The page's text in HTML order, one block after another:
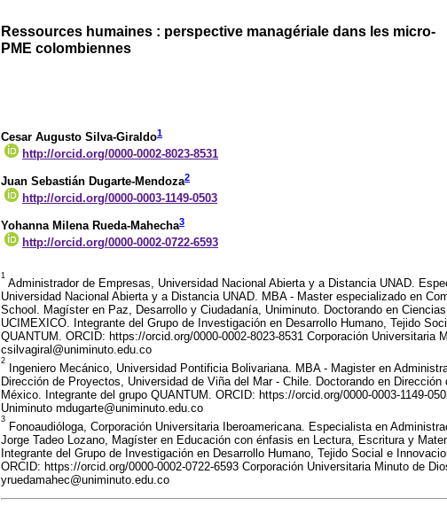
Ressources humaines : perspective managériale dans les micro-
PME colombiennes
Cesar Augusto Silva-Giraldo1
http://orcid.org/0000-0002-8023-8531
Juan Sebastián Dugarte-Mendoza2
http://orcid.org/0000-0003-1149-0503
Yohanna Milena Rueda-Mahecha3
http://orcid.org/0000-0002-0722-6593
1
Administrador de Empresas, Universidad Nacional Abierta y a Distancia UNAD.
Universidad Nacional Abierta y a Distancia UNAD. MBA - Master especializado en
School. Magíster en Paz, Desarrollo y Ciudadanía, Uniminuto. Doctorando en
UCIMEXICO. Integrante del Grupo de Investigación en Desarrollo Humano, Tejido
QUANTUM. ORCID: https://orcid.org/0000-0002-8023-8531 Corporación Universitaria
csilvagiral@uniminuto.edu.co
2
Ingeniero Mecánico, Universidad Pontificia Bolivariana. MBA - Magister en
Dirección de Proyectos, Universidad de Viña del Mar - Chile. Doctorando en
México. Integrante del grupo QUANTUM. ORCID: https://orcid.org/0000-0003-1149-
Uniminuto mdugarte@uniminuto.edu.co
3
Fonoaudióloga, Corporación Universitaria Iberoamericana. Especialista en
Jorge Tadeo Lozano, Magíster en Educación con énfasis en Lectura, Escritura y
Integrante del Grupo de Investigación en Desarrollo Humano, Tejido Social e
ORCID: https://orcid.org/0000-0002-0722-6593 Corporación Universitaria Minuto de
yruedamahec@uniminuto.edu.co